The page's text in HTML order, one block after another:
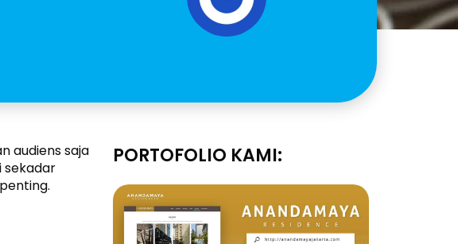
audiens saja
sekadar
PORTOFOLIO KAMI: